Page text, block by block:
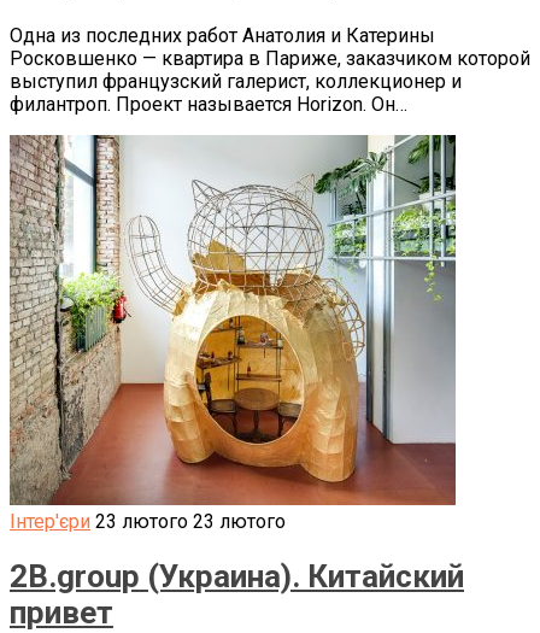
Одна из последних работ Анатолия и Катерины
Росковшенко — квартира в Париже, заказчиком которой
выступил французский галерист, коллекционер и
филантроп. Проект называется Horizon. Он…
Інтер'єри 23 лютого 23 лютого
2B.group (Украина). Китайский
привет